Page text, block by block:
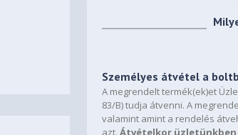
Személyes átvétel a
A megrendelt termék(ek)et
83/B) tudja átvenni. A
valamint amint a rendelés
azt.Átvételkor